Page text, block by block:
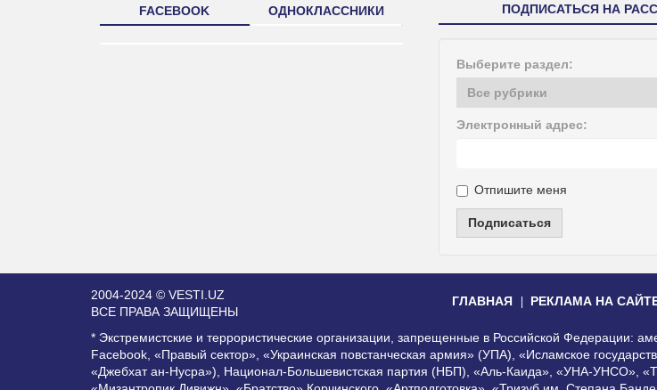
FACEBOOK ОДНОКЛАССНИКИ ПОДПИСАТЬСЯ НА
Выберите раздел:
Электронный адрес:
Отпишите меня
Подписаться
2004-2024 © VESTI.UZ
ВСЕ ПРАВА ЗАЩИЩЕНЫ
ГЛАВНАЯ РЕКЛАМА НА
* Экстремистские и террористические организации, запрещенные в Российской Федерации:
Facebook, «Правый сектор», «Украинская повстанческая армия» (УПА), «Исламское
«Джебхат ан-Нусра»), Национал-Большевистская партия (НБП), «Аль-Каида», «УНА-УНСО»,